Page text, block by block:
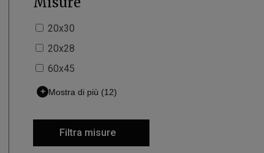
20x30
20x28
60x45
+ Mostra di più (12)
Filtra misure